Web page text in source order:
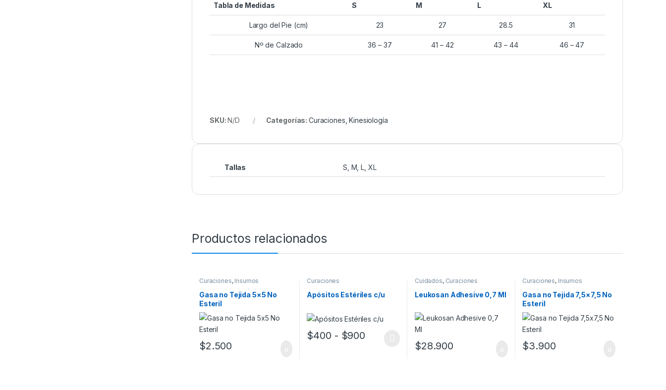
Tabla de Medidas
S M L XL
Largo del Pie (cm) 23 27 28.5 31
Nº de Calzado 36 – 37 41 – 42 43 – 44 46 – 47
SKU:N/D Categorías: Curaciones,Kinesiología
Tallas S, M, L, XL
Productos relacionados
Curaciones, Insumos
Gasa no Tejida 5×5 No
Esteril
$2.500
Curaciones
Apósitos Estériles c/u
$400 - $900 Rango de precios: desde $400 hasta $900
Este producto tiene múltiples variantes. Las opciones se pueden elegir en la página de producto
Cuidados, Curaciones
Leukosan Adhesive 0,7 Ml
$28.900
Curaciones, Insumos
Gasa no Tejida 7,5×7,5 No
Esteril
$3.900